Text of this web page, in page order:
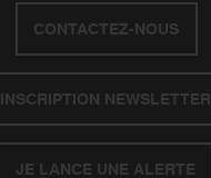
CONTACTEZ-NOUS
INSCRIPTION NEWSLETTER
JE LANCE UNE ALERTE